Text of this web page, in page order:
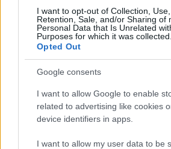
I want to opt-out of Collection, Use,
Retention, Sale, and/or Sharing of
Personal Data that Is Unrelated
Purposes for which it was collected.
Opted Out
Google consents
I want to allow Google to enable
related to advertising like cookies
device identifiers in apps.
I want to allow my user data to be